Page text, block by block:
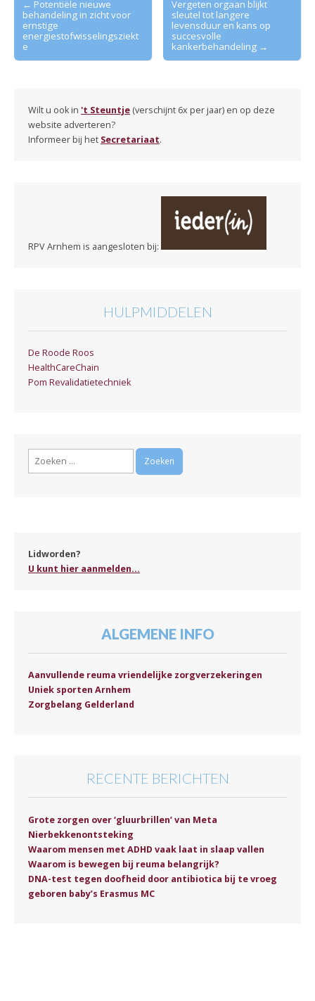
navigation
← Potentiële nieuwe
behandeling in zicht voor
ernstige
energiestofwisselingsziekt
e
Vergeten orgaan blijkt
sleutel tot langere
levensduur en kans op
succesvolle
kankerbehandeling →
Wilt u ook in 't Steuntje (verschijnt 6x per jaar) en op deze
website adverteren?
Informeer bij het Secretariaat.
RPV Arnhem is aangesloten bij:
HULPMIDDELEN
De Roode Roos
HealthCareChain
Pom Revalidatietechniek
Zoeken
Lidworden?
U kunt hier aanmelden...
ALGEMENE INFO
Aanvullende reuma vriendelijke zorgverzekeringen
Uniek sporten Arnhem
Zorgbelang Gelderland
RECENTE BERICHTEN
Grote zorgen over ‘gluurbrillen’ van Meta
Nierbekkenontsteking
Waarom mensen met ADHD vaak laat in slaap vallen
Waarom is bewegen bij reuma belangrijk?
DNA-test tegen doofheid door antibiotica bij te vroeg
geboren baby’s Erasmus MC